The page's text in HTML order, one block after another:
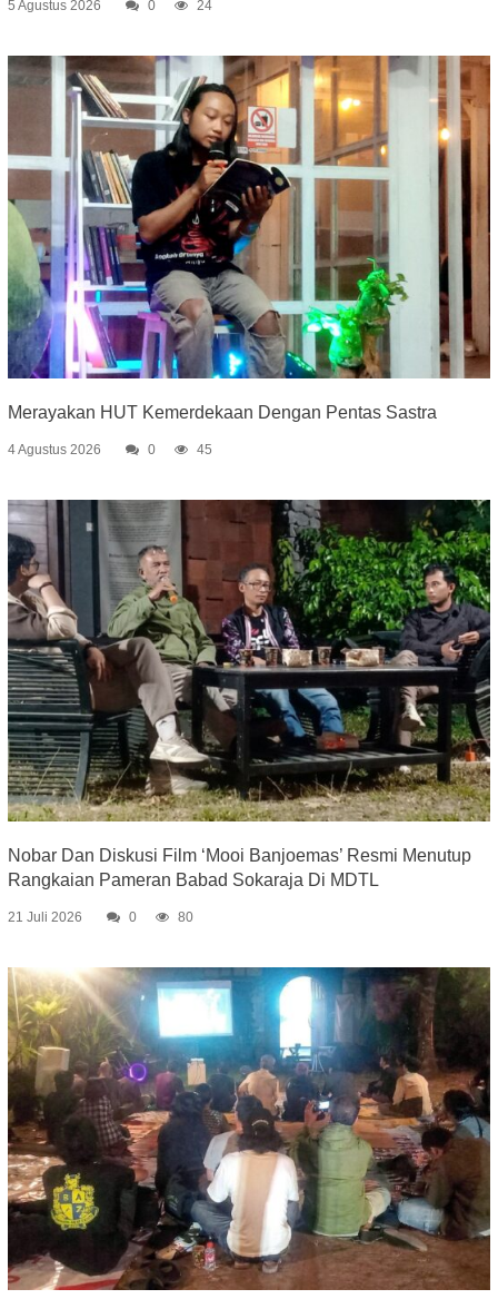
5 Agustus 2026 0 24
Merayakan HUT Kemerdekaan Dengan Pentas Sastra
4 Agustus 2026 0 45
Nobar Dan Diskusi Film ‘Mooi Banjoemas’ Resmi Menutup
Rangkaian Pameran Babad Sokaraja Di MDTL
21 Juli 2026 0 80